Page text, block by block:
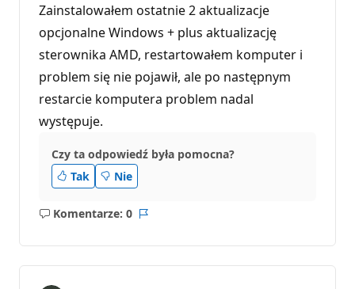
Zainstalowałem ostatnie 2 aktualizacje
opcjonalne Windows + plus aktualizację
sterownika AMD, restartowałem komputer i
problem się nie pojawił, ale po następnym
restarcie komputera problem nadal
występuje.
Czy ta odpowiedź była pomocna?
Tak
Nie
Komentarze: 0
Brak